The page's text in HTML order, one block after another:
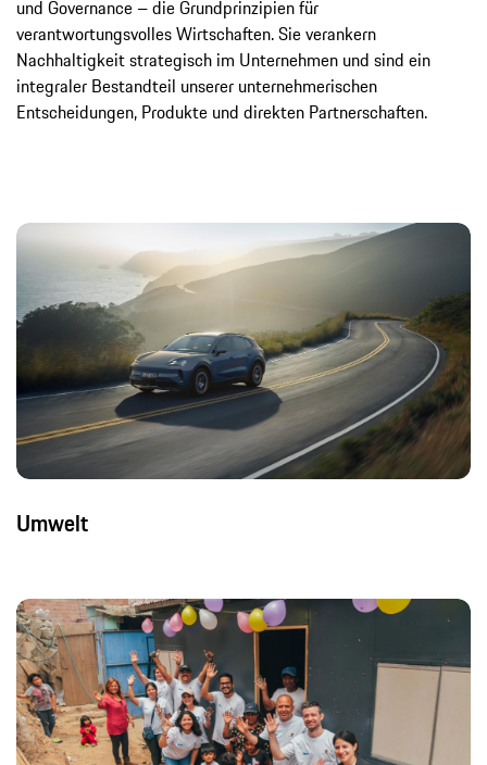
und Governance – die Grundprinzipien für
verantwortungsvolles Wirtschaften. Sie verankern
Nachhaltigkeit strategisch im Unternehmen und sind ein
integraler Bestandteil unserer unternehmerischen
Entscheidungen, Produkte und direkten Partnerschaften.
Umwelt